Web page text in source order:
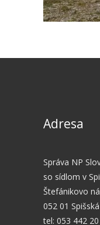
Adresa
Správa NP
so sídlom v
Štefánikovo
052 01
tel: 053 442